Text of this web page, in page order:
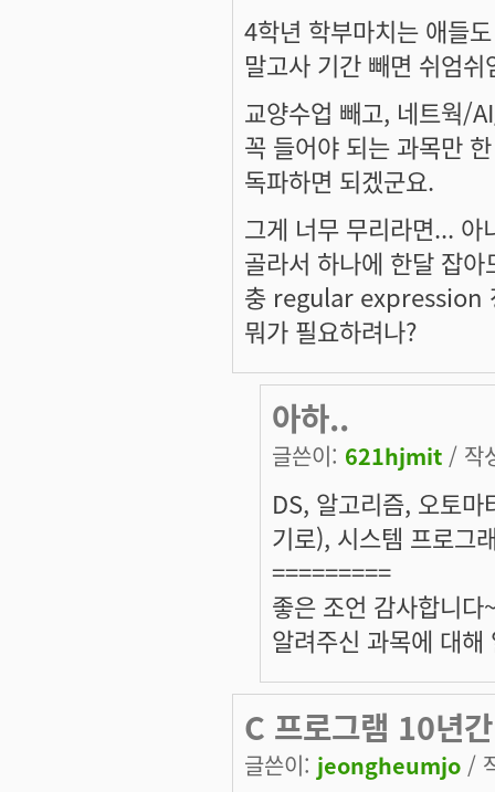
4학년 학부마치는 애들
말고사 기간 빼면 쉬엄
교양수업 빼고, 네트웍/
꼭 들어야 되는 과목만
독파하면 되겠군요.
그게 너무 무리라면...
골라서 하나에 한달 잡
충 regular expression
뭐가 필요하려나?
아하..
글쓴이: 621hjmit / 작
DS, 알고리즘, 오토
기로), 시스템 프로그
=========
좋은 조언 감사합니다
알려주신 과목에 대
C 프로그램 10년
글쓴이: jeongheumjo /